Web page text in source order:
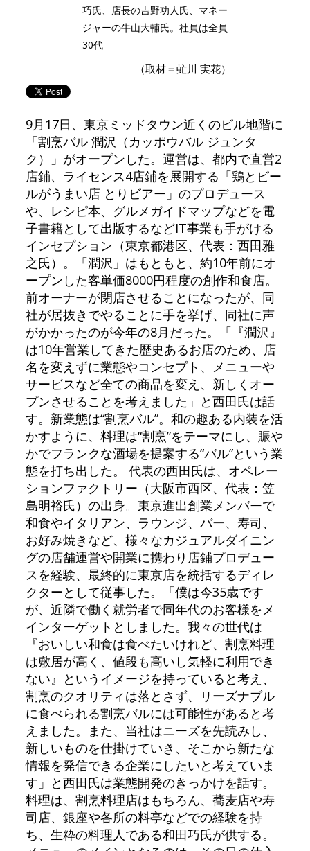
巧氏、店長の吉野功人氏、マネー
ジャーの牛山大輔氏。社員は全員
30代
（取材＝虻川 実花）
9月17日、東京ミッドタウン近くのビル地階に
「割烹バル 潤沢（カッポウバル ジュンタ
ク）」がオープンした。運営は、都内で直営2
店鋪、ライセンス4店鋪を展開する「鶏とビー
ルがうまい店 とりビアー」のプロデュース
や、レシピ本、グルメガイドマップなどを電
子書籍として出版するなどIT事業も手がける
インセプション（東京都港区、代表：西田雅
之氏）。「潤沢」はもともと、約10年前にオ
ープンした客単価8000円程度の創作和食店。
前オーナーが閉店させることになったが、同
社が居抜きでやることに手を挙げ、同社に声
がかかったのが今年の8月だった。「『潤沢』
は10年営業してきた歴史あるお店のため、店
名を変えずに業態やコンセプト、メニューや
サービスなど全ての商品を変え、新しくオー
プンさせることを考えました」と西田氏は話
す。新業態は“割烹バル”。和の趣ある内装を活
かすように、料理は“割烹”をテーマにし、賑や
かでフランクな酒場を提案する“バル”という業
態を打ち出した。 代表の西田氏は、オペレー
ションファクトリー（大阪市西区、代表：笠
島明裕氏）の出身。東京進出創業メンバーで
和食やイタリアン、ラウンジ、バー、寿司、
お好み焼きなど、様々なカジュアルダイニン
グの店舗運営や開業に携わり店鋪プロデュー
スを経験、最終的に東京店を統括するディレ
クターとして従事した。「僕は今35歳です
が、近隣で働く就労者で同年代のお客様をメ
インターゲットとしました。我々の世代は
『おいしい和食は食べたいけれど、割烹料理
は敷居が高く、値段も高いし気軽に利用でき
ない』というイメージを持っていると考え、
割烹のクオリティは落とさず、リーズナブル
に食べられる割烹バルには可能性があると考
えました。また、当社はニーズを先読みし、
新しいものを仕掛けていき、そこから新たな
情報を発信できる企業にしたいと考えていま
す」と西田氏は業態開発のきっかけを話す。
料理は、割烹料理店はもちろん、蕎麦店や寿
司店、銀座や各所の料亭などでの経験を持
ち、生粋の料理人である和田巧氏が供する。